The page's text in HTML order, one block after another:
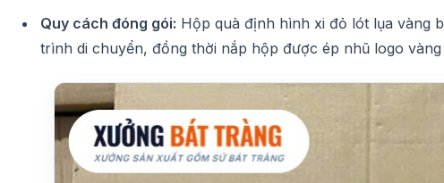
Quy cách đóng gói: Hộp quà định hình xi đỏ lót lụa vàng
trình di chuyển, đồng thời nắp hộp được ép nhũ logo